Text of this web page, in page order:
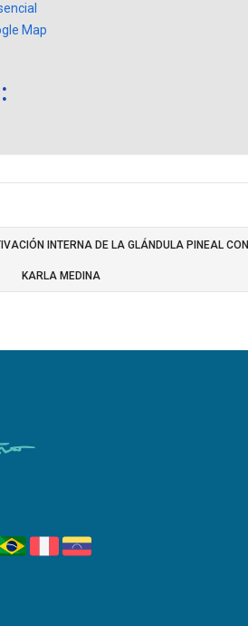
Map
INTERNA DE LA GLÁNDULA PINEAL CON
KARLA MEDINA